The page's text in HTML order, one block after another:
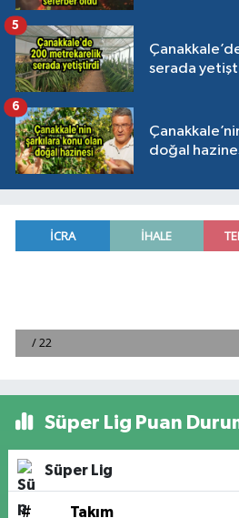
serada
5
doğal
6
Süper Lig Puan
Süper Lig
# Takım